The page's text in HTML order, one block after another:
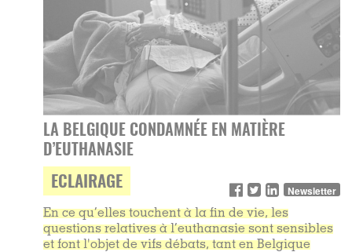
LA BELGIQUE CONDAMNÉE EN MATIÈRE
D’EUTHANASIE
ECLAIRAGE Newsletter
En ce qu’elles touchent à la fin de vie, les
questions relatives à l’euthanasie sont sensibles
et font l'objet de vifs débats, tant en Belgique